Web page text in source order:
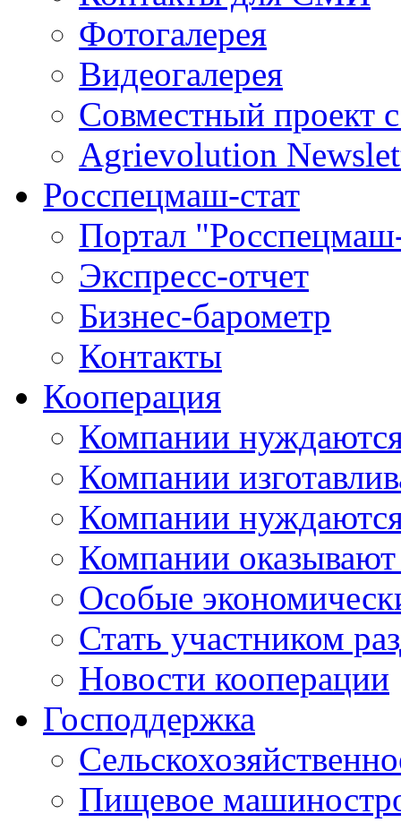
Фотогалерея
Видеогалерея
Совместный проект
Agrievolution
Росспецмаш-стат
Портал
Экспресс-отчет
Бизнес-барометр
Контакты
Кооперация
Компании
Компании
Компании
Компании оказывают
Особые
Стать участником
Новости кооперации
Господдержка
Пищевое